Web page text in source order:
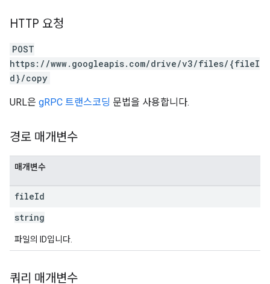
HTTP 요청
POST
https://www.googleapis.com/drive/v3/files/{fileI
d}/copy
URL은 gRPC 트랜스코딩 문법을 사용합니다.
경로 매개변수
매개변수
fileId
string
파일의 ID입니다.
쿼리 매개변수